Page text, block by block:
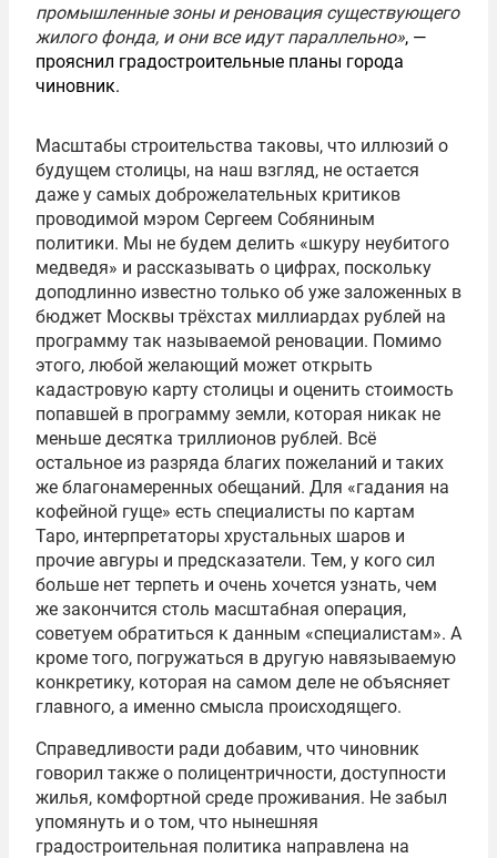
промышленные зоны и реновация существующего
жилого фонда, и они все идут параллельно», —
прояснил градостроительные планы города
чиновник.
Масштабы строительства таковы, что иллюзий о
будущем столицы, на наш взгляд, не остается
даже у самых доброжелательных критиков
проводимой мэром Сергеем Собяниным
политики. Мы не будем делить «шкуру неубитого
медведя» и рассказывать о цифрах, поскольку
доподлинно известно только об уже заложенных в
бюджет Москвы трёхстах миллиардах рублей на
программу так называемой реновации. Помимо
этого, любой желающий может открыть
кадастровую карту столицы и оценить стоимость
попавшей в программу земли, которая никак не
меньше десятка триллионов рублей. Всё
остальное из разряда благих пожеланий и таких
же благонамеренных обещаний. Для «гадания на
кофейной гуще» есть специалисты по картам
Таро, интерпретаторы хрустальных шаров и
прочие авгуры и предсказатели. Тем, у кого сил
больше нет терпеть и очень хочется узнать, чем
же закончится столь масштабная операция,
советуем обратиться к данным «специалистам». А
кроме того, погружаться в другую навязываемую
конкретику, которая на самом деле не объясняет
главного, а именно смысла происходящего.
Справедливости ради добавим, что чиновник
говорил также о полицентричности, доступности
жилья, комфортной среде проживания. Не забыл
упомянуть и о том, что нынешняя
градостроительная политика направлена на